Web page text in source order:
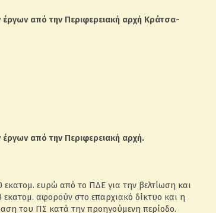
έργων από την Περιφερειακή αρχή Κράτσα-
έργων από την Περιφερειακή αρχή.
εκατομ. ευρώ από το ΠΔΕ για την βελτίωση και
αφορούν στο επαρχιακό δίκτυο και η
του ΠΣ κατά την προηγούμενη περίοδο.